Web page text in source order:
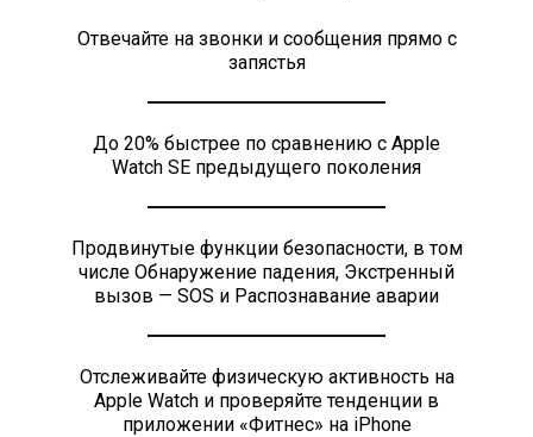
Отвечайте на звонки и сообщения прямо с
запястья
До 20% быстрее по сравнению с Apple
Watch SE предыдущего поколения
Продвинутые функции безопасности, в том
числе Обнаружение падения, Экстренный
вызов — SOS и Распознавание аварии
Отслеживайте физическую активность на
Apple Watch и проверяйте тенденции в
приложении «Фитнес» на iPhone